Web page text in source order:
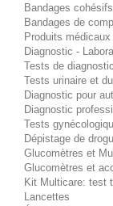
Bandages cohésifs
Bandages de
Produits médicaux
Diagnostic -
Tests de
Tests urinaire et
Diagnostic pour
Diagnostic
Tests
Dépistage de
Glucomètres et
Glucomètres et
Kit Multicare: test
Lancettes